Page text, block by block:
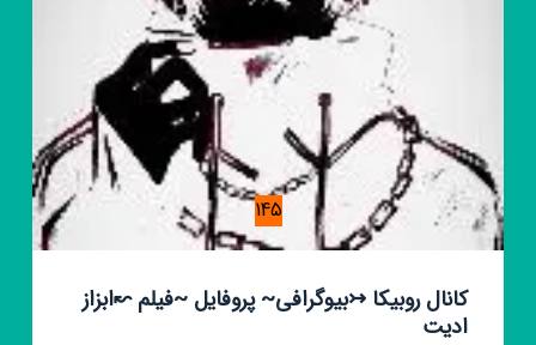
145
کانال روبیکا ↣بیوگرافی~ پروفایل ~فیلم ↜ابزاز
ادیت